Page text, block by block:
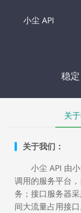
小尘 API
稳
关
关于我们：
小尘 API 由
调用的服务平台
务；接口服务器
间大流量占用接口